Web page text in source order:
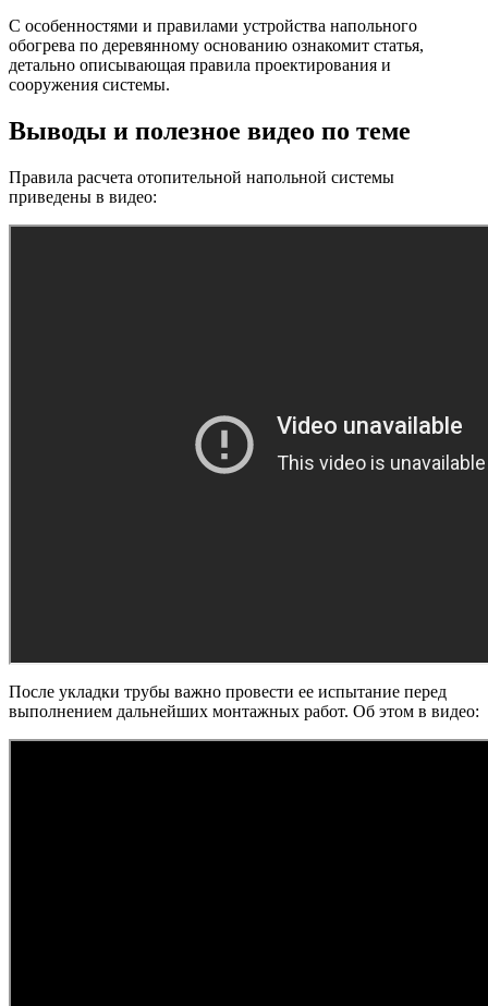
С особенностями и правилами устройства напольного
обогрева по деревянному основанию ознакомит статья,
детально описывающая правила проектирования и
сооружения системы.
Выводы и полезное видео по теме
Правила расчета отопительной напольной системы
приведены в видео:
После укладки трубы важно провести ее испытание перед
выполнением дальнейших монтажных работ. Об этом в видео: